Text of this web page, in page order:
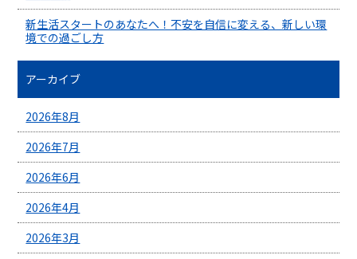
新生活スタートのあなたへ！不安を自信に変える、新しい環
境での過ごし方
アーカイブ
2026年8月
2026年7月
2026年6月
2026年4月
2026年3月